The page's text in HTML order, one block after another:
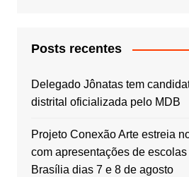
Posts recentes
Delegado Jônatas tem
distrital oficializada pelo MDB
Projeto Conexão Arte estreia
com apresentações de
Brasília dias 7 e 8 de agosto